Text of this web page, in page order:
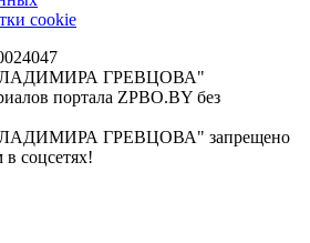
cookie
ГРЕВЦОВА"
портала ZPBO.BY без
ГРЕВЦОВА" запрещено
соцсетях!